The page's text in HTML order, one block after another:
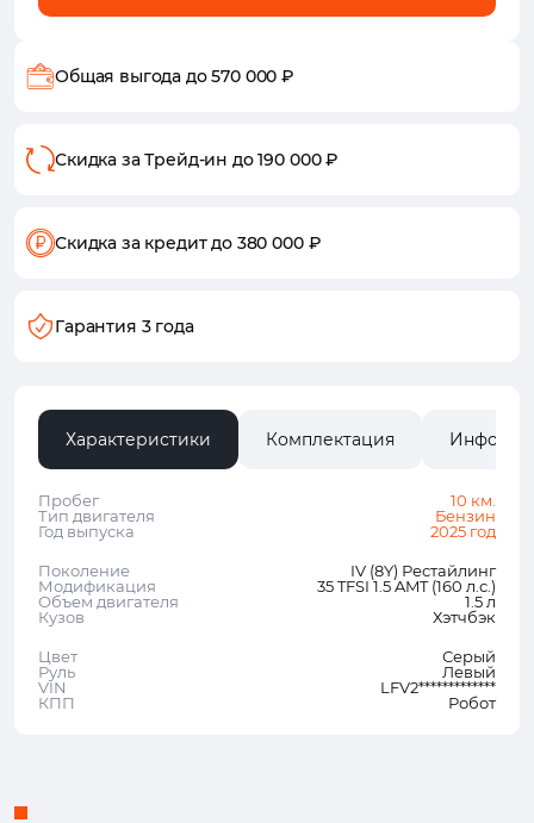
Общая выгода до 570 000 ₽
Скидка за Трейд-ин до 190 000 ₽
Скидка за кредитдо 380 000 ₽
Гарантия 3 года
Характеристики Комплектация
Пробег
10 км.
Тип двигателя
Бензин
Год выпуска
2025 год
Поколение
IV (8Y) Рестайлинг
Модификация
35 TFSI 1.5 AMT (160 л.с.)
Объем двигателя
1.5 л
Кузов
Хэтчбэк
Цвет
Серый
Руль
Левый
VIN
LFV2*************
КПП
Робот